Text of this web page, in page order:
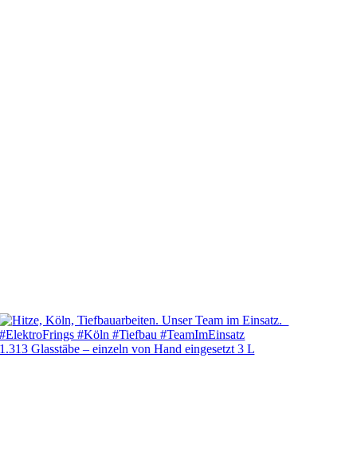
1.313 Glasstäbe – einzeln von Hand eingesetzt 3 L